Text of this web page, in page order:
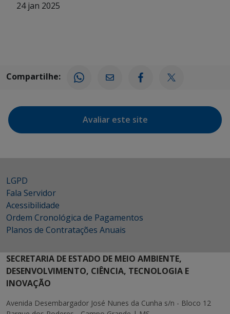
24 jan 2025
Compartilhe:
Avaliar este site
LGPD
Fala Servidor
Acessibilidade
Ordem Cronológica de Pagamentos
Planos de Contratações Anuais
SECRETARIA DE ESTADO DE MEIO AMBIENTE,
DESENVOLVIMENTO, CIÊNCIA, TECNOLOGIA E
INOVAÇÃO
Avenida Desembargador José Nunes da Cunha s/n - Bloco 12